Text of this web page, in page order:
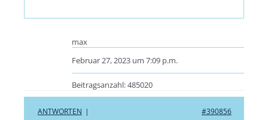
max
Februar 27, 2023 um 7:09 p.m.
Beitragsanzahl: 485020
#390856
ANTWORTEN |